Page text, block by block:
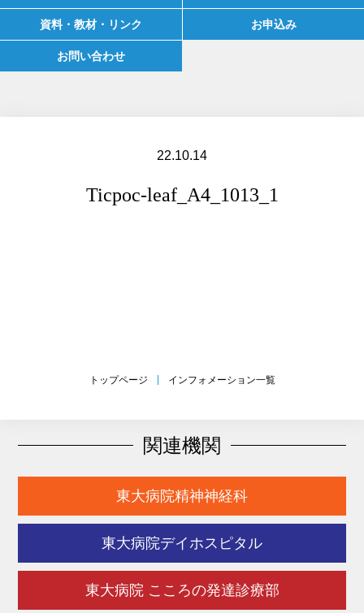
資料・教材・リンク お申込み
お問い合わせ
22.10.14
Ticpoc-leaf_A4_1013_1
トップページ インフォメーション一覧
関連機関
東大病院精神神経科
東大病院デイホスピタル
東大病院 こころの発達診療部